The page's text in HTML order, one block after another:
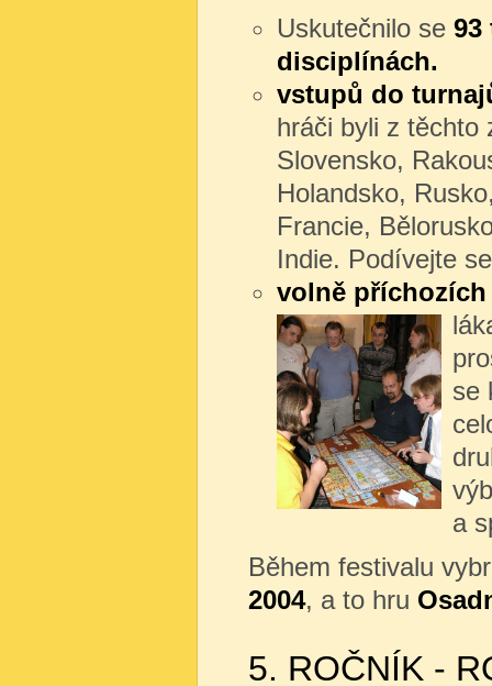
Uskutečnilo se 93
disciplínách.
vstupů do
hráči byli z těchto
Slovensko,
Holandsko,
Francie,
Indie. Podívejte
volně
se
a
Během festivalu
2004, a to hru
5. ROČNÍK -